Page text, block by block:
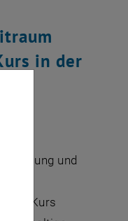
in der
und
Kurs